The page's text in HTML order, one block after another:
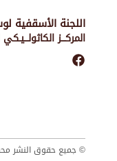
اللجنة الأسقفية
المركـــز الكاثولـــيـكي
© جميع حقوق النشر